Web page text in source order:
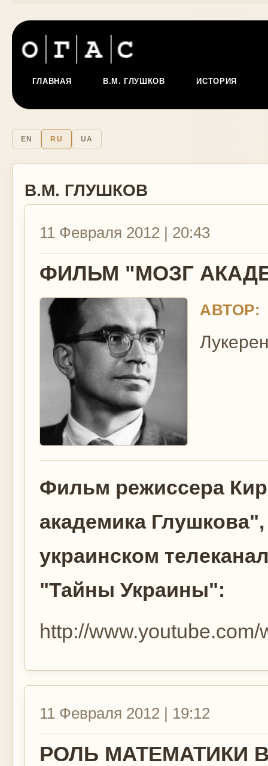
ГЛАВНАЯ В.М. ГЛУШКОВ ИСТОРИЯ
EN RU UA
В.М. ГЛУШКОВ
11 Февраля 2012 | 20:43
ФИЛЬМ "МОЗГ
АВТОР:
Фильм режиссера
академика
украинском
"Тайны Украины":
http://
11 Февраля 2012 | 19:12
РОЛЬ МАТЕМАТИКИ